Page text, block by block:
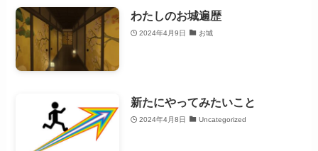
わたしのお城遍歴
2024年4月9日 お城
新たにやってみたいこと
2024年4月8日 Uncategorized